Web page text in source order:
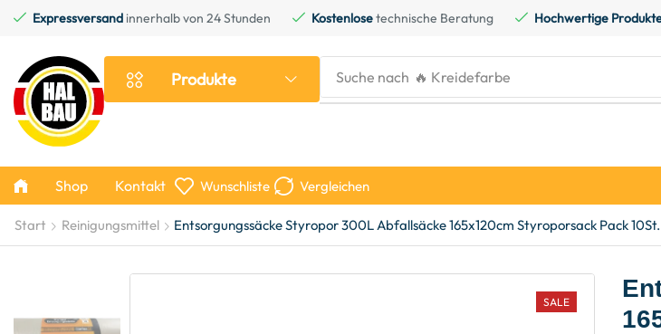
Expressversand innerhalb von 24 Stunden Kostenlosetechnische Beratung Hochwertige
Produkte Suche nach 🔥 Kreidefarbe
Shop Kontakt Wunschliste Vergleichen
Start Reinigungsmittel Entsorgungssäcke Styropor 300L Abfallsäcke 165x120cm Styroporsack Pack 10St.
SALE